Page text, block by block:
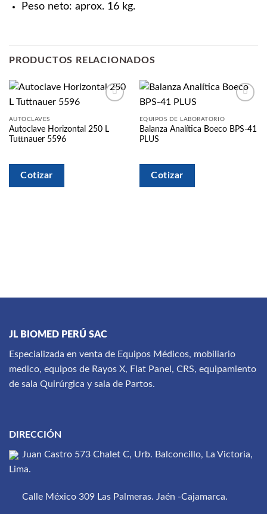
Peso neto: aprox. 16 kg.
PRODUCTOS RELACIONADOS
lista
AUTOCLAVES
Autoclave Horizontal 250 L
Tuttnauer 5596
Cotizar
lista
EQUIPOS DE LABORATORIO
Balanza Analítica Boeco BPS-41
PLUS
Cotizar
JL BIOMED PERÚ SAC
Especializada en venta de Equipos Médicos, mobiliario
medico, equipos de Rayos X, Flat Panel, CRS, equipamiento
de sala Quirúrgica y sala de Partos.
DIRECCIÓN
Juan Castro 573 Chalet C, Urb. Balconcillo, La Victoria,
Lima.
Calle México 309 Las Palmeras. Jaén -Cajamarca.